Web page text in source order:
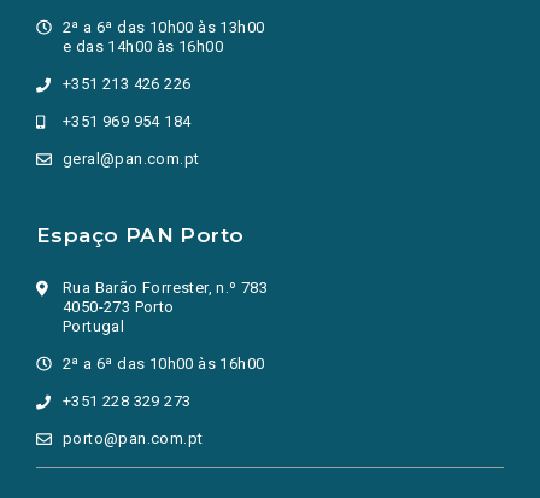
2ª a 6ª das 10h00 às 13h00
e das 14h00 às 16h00
+351 213 426 226
+351 969 954 184
geral@pan.com.pt
Espaço PAN Porto
Rua Barão Forrester, n.º 783
4050-273 Porto
Portugal
2ª a 6ª das 10h00 às 16h00
+351 228 329 273
porto@pan.com.pt